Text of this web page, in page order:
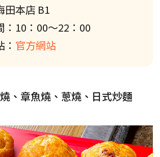
田本店 B1
：10：00～22：00
官方網站
、章魚燒、蔥燒、日式炒麵